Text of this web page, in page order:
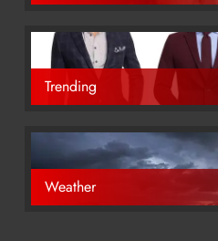
Trending
Weather